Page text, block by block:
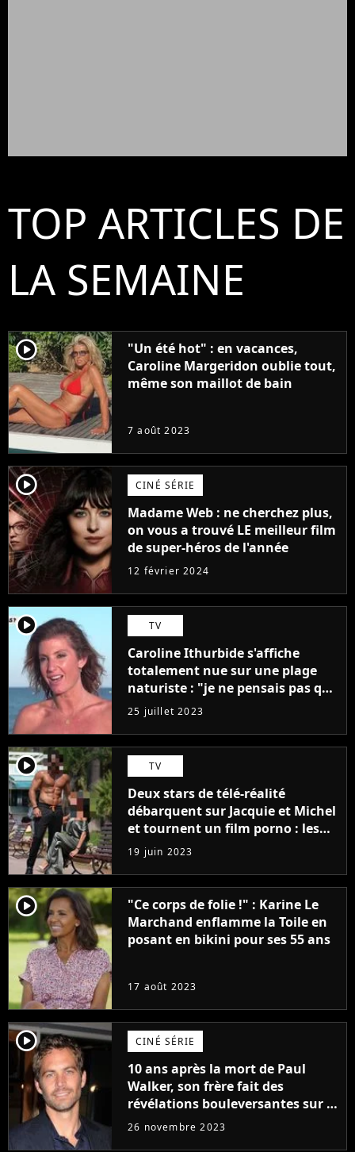
TOP ARTICLES DE
LA SEMAINE
player2
"Un été hot" : en vacances,
Caroline Margeridon oublie tout,
même son maillot de bain
7 août 2023
player2 CINÉ SÉRIE
Madame Web : ne cherchez plus,
on vous a trouvé LE meilleur film
de super-héros de l'année
12 février 2024
player2 TV
Caroline Ithurbide s'affiche
totalement nue sur une plage
naturiste : "je ne pensais pas que
j'arriverais à le faire..."
25 juillet 2023
player2 TV
Deux stars de télé-réalité
débarquent sur Jacquie et Michel
et tournent un film porno : les
premières images du tournage
(exclu)
19 juin 2023
player2
"Ce corps de folie !" : Karine Le
Marchand enflamme la Toile en
posant en bikini pour ses 55 ans
17 août 2023
player2 CINÉ SÉRIE
10 ans après la mort de Paul
Walker, son frère fait des
révélations bouleversantes sur la
réaction des acteurs de Fast and
26 novembre 2023